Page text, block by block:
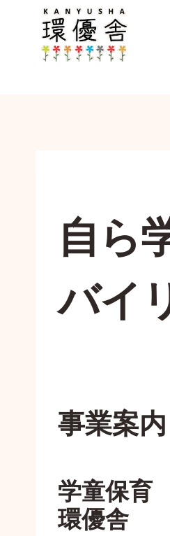
自ら
バイ
事業案内
学童保育
環優舎